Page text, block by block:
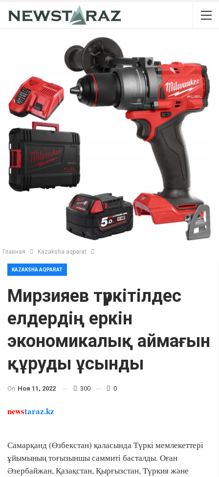
Главная Kazaksha aqparat
KAZAKSHA AQPARAT
Мирзияев түркітілдес
елдердің еркін
экономикалық аймағын
құруды ұсынды
On Ноя 11, 2022 300 0
newstaraz.kz
Самарқанд (Өзбекстан) қаласында Түркі мемлекеттері
ұйымының тоғызыншы саммиті басталды. Оған
Әзербайжан, Қазақстан, Қырғызстан, Түркия және